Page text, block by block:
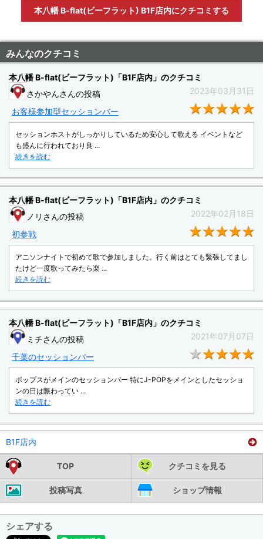
本八幡 B-flat(ビーフラット) B1F店内にクチコミする
みんなのクチコミ
本八幡 B-flat(ビーフラット)「B1F店内」のクチコミ
さかやんさんの投稿
2023年03月31日
お客様参加型セッションバー
セッションホストがしっかりしているため安心して歌える イベントなど
も盛んに行われており良 ...
続きを読む
本八幡 B-flat(ビーフラット)「B1F店内」のクチコミ
ノリさんの投稿
2022年02月18日
初参戦
アニソンナイトで初めて歌で参加しました。行く前はとても緊張してまし
たけど一度歌ってみたら楽 ...
続きを読む
本八幡 B-flat(ビーフラット)「B1F店内」のクチコミ
ミチさんの投稿
2021年07月07日
千葉のセッションバー
ポップスがメインのセッションバー 特にJ-POPをメインとしたセッショ
ンの日は賑わってい ...
続きを読む
B1F店内
TOP クチコミを見る
投稿写真 ショップ情報
シェアする